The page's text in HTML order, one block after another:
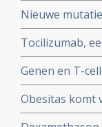
hoofdpijn
Nieuwe
verklaart hoge
D614 van het
Tocilizumab,
verbetert
klachten van
COVID-19
Genen en T-
minder ziek
Obesitas komt
met de